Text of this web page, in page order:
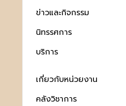
ข่าวและกิจกรรม
นิทรรศการ
บริการ
เกี่ยวกับหน่วยงาน
คลังวิชาการ